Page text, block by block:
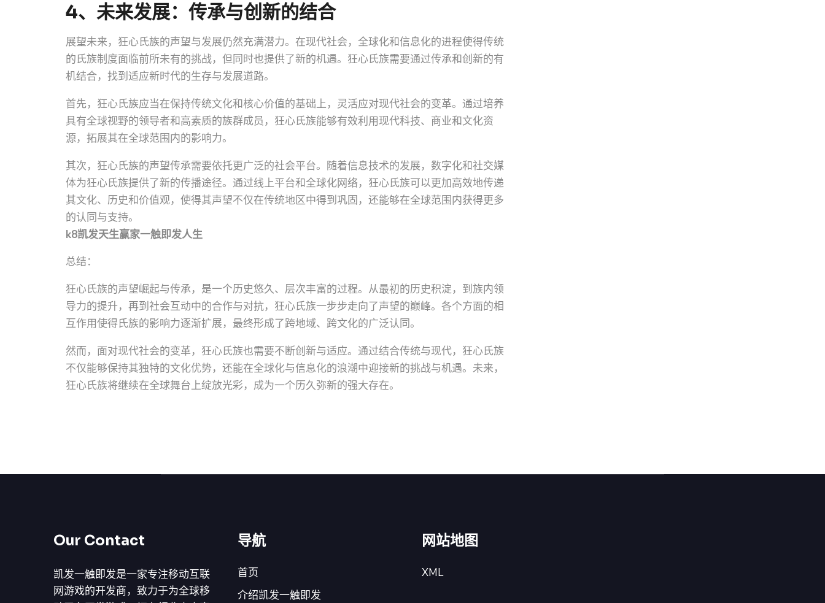
4、未来发展：传承与创新的结合
展望未来，狂心氏族的声望与发展仍然充满潜力。在现代社会，全球化和信息化的进程使得传统
的氏族制度面临前所未有的挑战，但同时也提供了新的机遇。狂心氏族需要通过传承和创新的有
机结合，找到适应新时代的生存与发展道路。
首先，狂心氏族应当在保持传统文化和核心价值的基础上，灵活应对现代社会的变革。通过培养
具有全球视野的领导者和高素质的族群成员，狂心氏族能够有效利用现代科技、商业和文化资
源，拓展其在全球范围内的影响力。
其次，狂心氏族的声望传承需要依托更广泛的社会平台。随着信息技术的发展，数字化和社交媒
体为狂心氏族提供了新的传播途径。通过线上平台和全球化网络，狂心氏族可以更加高效地传递
其文化、历史和价值观，使得其声望不仅在传统地区中得到巩固，还能够在全球范围内获得更多
的认同与支持。
k8凯发天生赢家一触即发人生
总结：
狂心氏族的声望崛起与传承，是一个历史悠久、层次丰富的过程。从最初的历史积淀，到族内领
导力的提升，再到社会互动中的合作与对抗，狂心氏族一步步走向了声望的巅峰。各个方面的相
互作用使得氏族的影响力逐渐扩展，最终形成了跨地域、跨文化的广泛认同。
然而，面对现代社会的变革，狂心氏族也需要不断创新与适应。通过结合传统与现代，狂心氏族
不仅能够保持其独特的文化优势，还能在全球化与信息化的浪潮中迎接新的挑战与机遇。未来，
狂心氏族将继续在全球舞台上绽放光彩，成为一个历久弥新的强大存在。
Our Contact
凯发一触即发是一家专注移动互联
网游戏的开发商，致力于为全球移
导航
首页
介绍凯发一触即发
网站地图
XML